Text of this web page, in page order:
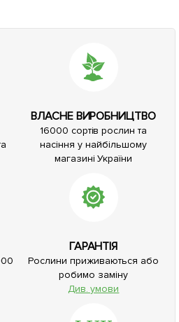
ВЛАСНЕ ВИРОБНИЦТВО
16000 сортів рослин та
насіння у найбільшому
магазині України
ГАРАНТІЯ
Рослини приживаються або
робимо заміну
Див. умови